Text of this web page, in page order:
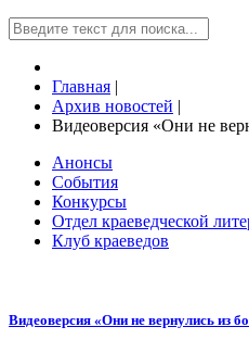
Главная |
Архив новостей |
Видеоверсия «Они не
Анонсы
События
Конкурсы
Отдел краеведческой
Клуб краеведов
Видеоверсия «Они не вернулись из